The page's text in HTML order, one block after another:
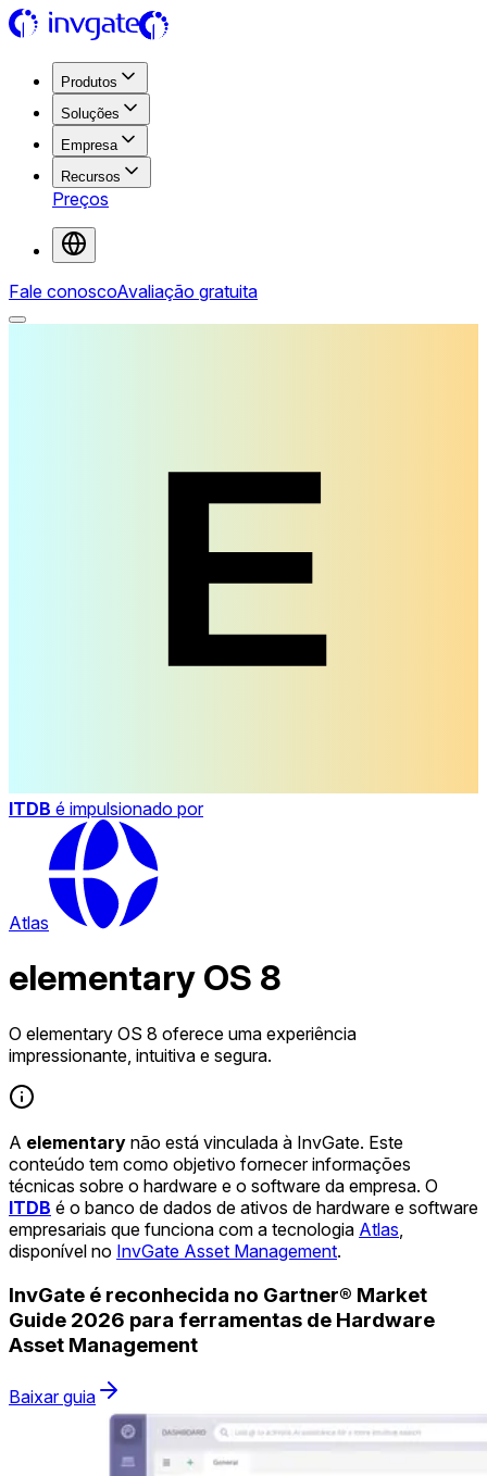
Produtos
Soluções
Empresa
Recursos
Preços
Fale conoscoAvaliação gratuita
ITDB é impulsionado por
Atlas
elementary OS 8
O elementary OS 8 oferece uma experiência
impressionante, intuitiva e segura.
A elementary não está vinculada à InvGate. Este
conteúdo tem como objetivo fornecer informações
técnicas sobre o hardware e o software da empresa. O
ITDB é o banco de dados de ativos de hardware e software
empresariais que funciona com a tecnologia Atlas
disponível no InvGate Asset Management.
InvGate é reconhecida no Gartner® Market
Guide 2026 para ferramentas de Hardware
Asset Management
Baixar guia